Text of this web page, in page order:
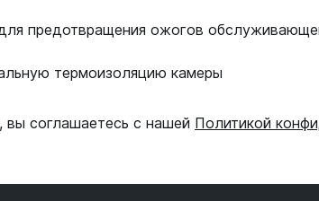
предотвращения ожогов
термоизоляцию камеры
вы соглашаетесь с нашей Политикой